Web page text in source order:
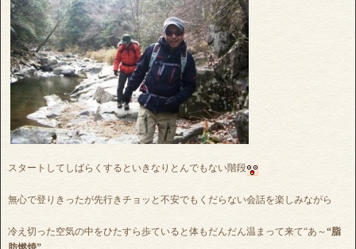
スタートしてしばらくするといきなりとんでもない階段
無心で登りきったが先行きチョッと不安でもくだらない会話を楽しみながら
冷え切った空気の中をひたすら歩ていると体もだんだん温まって来て“あ～“脂